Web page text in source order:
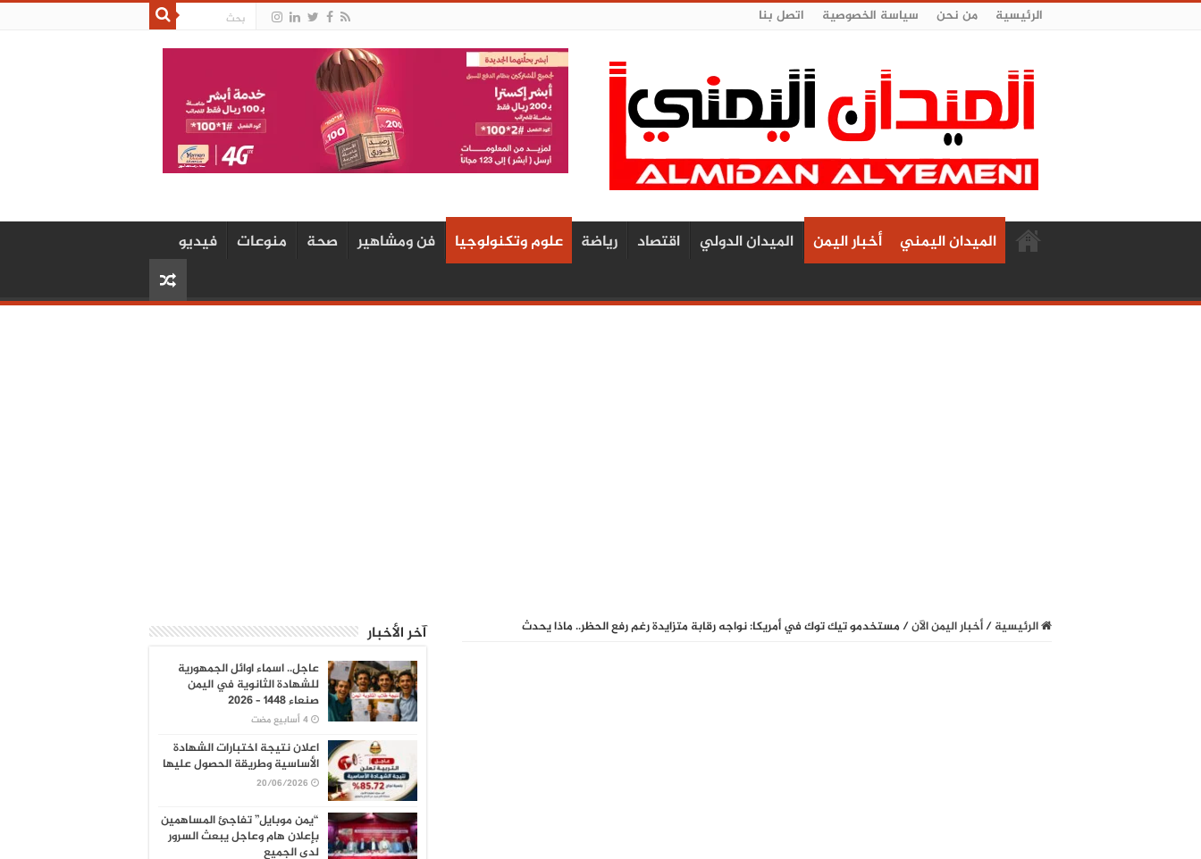
الرئيسية من نحن سياسة الخصوصية اتصل بنا
الميدان اليمني أخبار اليمن الميدان الدولي اقتصاد رياضة علوم وتكنولوجيا فن ومشاهير صحة منوعات فيديو
الرئيسية/أخبار اليمن الآن/مستخدمو تيك توك في أمريكا: نواجه رقابة متزايدة رغم رفع الحظر.. ماذا يحدث آخر الأخبار
عاجل.. اسماء اوائل الجمهورية
للشهادة الثانوية في اليمن
صنعاء 1448 – 2026
اعلان نتيجة اختبارات الشهادة
الأساسية وطريقة الحصول عليها
20/06/2026
“يمن موبايل” تفاجئ المساهمين
بإعلان هام وعاجل يبعث السرور
لدى الجميع